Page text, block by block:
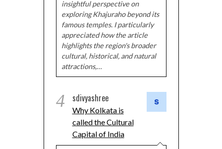
insightful perspective on
exploring Khajuraho beyond its
famous temples. I particularly
appreciated how the article
highlights the region's broader
cultural, historical, and natural
attractions,…
4 sdivyashree
Why Kolkata is
called the Cultural
Capital of India